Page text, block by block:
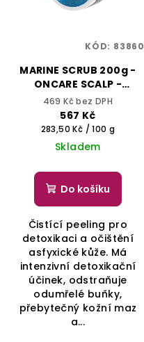
MARINE SCRUB 200g -
ONCARE SCALP -
SELECTIVE
PROFESSIONAL
469 Kč bez DPH
567 Kč
Měrná
cena:
283,50 Kč / 100 g
Skladem
Do košíku
Čistící peeling pro
detoxikaci a očištění
asfyxické kůže. Má
intenzivní detoxikační
účinek, odstraňuje
odumřelé buňky,
přebytečný kožní maz
a...
KÓD: 83860